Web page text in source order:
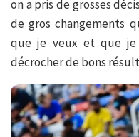
on a pris de grosses
de gros changements
que je veux et que je
décrocher de bons